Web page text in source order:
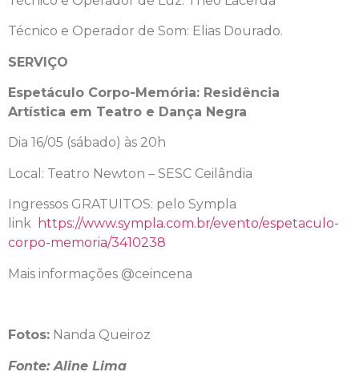
Técnico e Operador de Som: Elias Dourado.
SERVIÇO
Espetáculo Corpo-Memória: Residência
Artística em Teatro e Dança Negra
Dia 16/05 (sábado) às 20h
Local: Teatro Newton – SESC Ceilândia
Ingressos GRATUITOS: pelo Sympla
link https://www.sympla.com.br/evento/espetaculo-
corpo-memoria/3410238
Mais informações @ceincena
Fotos: Nanda Queiroz
Fonte: Aline Lima